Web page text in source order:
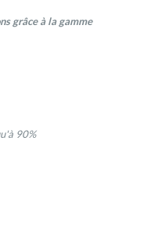
grâce à la gamme
90%